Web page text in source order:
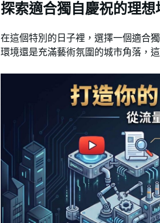
探索適合獨自慶祝的理想
在這個特別的日子裡，選擇一個適合
環境還是充滿藝術氛圍的城市角落，